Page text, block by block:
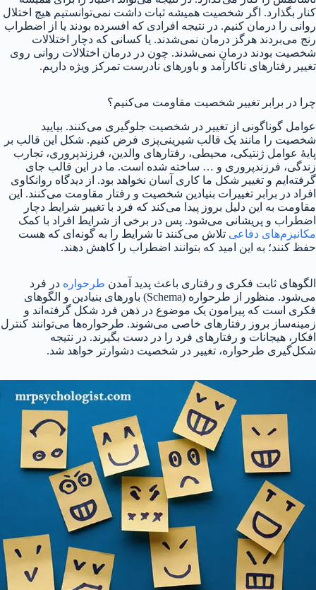
کنار بگذارد. اگر شخصیت همیشه ثبات داشت نمی‌توانستیم هیچ اختلال
روانی را درمان کنیم. در نتیجه افرادی که افسرده بودند یا از اضطراب
رنج می‌بردند هرگز درمان نمی‌شدند. یا کسانی که دچار اختلالات
شخصیت بودند درمان نمی‌شدند. چون در درمان اختلالات روانی روی
تغییر رفتارهای ناکارآمد و باورهای نادرست تمرکز ویژه داریم.
چرا در برابر تغییر شخصیت مقاومت می‌کنیم؟
عوامل گوناگونی از تغییر در شخصیت جلوگیری می‌کنند. بیایید
شخصیت را مانند یک قالب شیرینی‌پزی فرض کنیم. شکل این قالب بر
پایهٔ عوامل ژنتیکی، محیطی، رفتارهای والدین، فرزندپروری، تجارب
زندگی، فرزندپروری و … ساخته شده است. ما در این قالب جای
گرفته‌ایم و تغییر شکل ما کاری آسان نخواهد بود. از دیدگاه روانکاوی
افراد در برابر تغییرات بنیادین شخصیت و رفتار مقاومت می‌کنند. این
مقاومت به این دلیل بروز پیدا می‌کند که فرد با تغییر شرایط دچار
اضطراب و پریشانی می‌شود. پس در برخی از شرایط افراد با کمک
مکانیزم‌های دفاعی تلاش می‌کنند تا شرایط را به گونه‌ای که هست
حفظ کنند؛ به این امید که بتوانند اضطراب را کاهش دهند.
الگوهای ثابت فکری و رفتاری باعث پدید آمدن طرحواره در فرد
می‌شود. منظور از طرحواره (Schema) باورهای بنیادین و الگوهای
فکری است که پیرامون یک موضوع در ذهن فرد شکل گرفته‌اند و
زمینه‌ساز بروز رفتارهای خاصی می‌شوند. طرحواره‌ها می‌توانند کنترل
افکار، هیجانات و رفتارهای فرد را در دست بگیرند. در نتیجه
شکل‌گیری طرحواره، تغییر در شخصیت دشوارتر خواهد شد.